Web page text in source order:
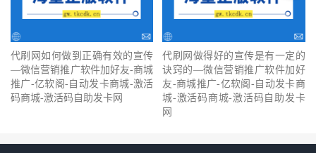
代刷网如何做到正确有效的宣传
—微信营销推广软件加好友-商城
推广-亿软阁-自动发卡商城-激活
码商城-激活码自助发卡网
代刷网做得好的宣传是有一定的
诀窍的—微信营销推广软件加好
友-商城推广-亿软阁-自动发卡商
城-激活码商城-激活码自助发卡
网